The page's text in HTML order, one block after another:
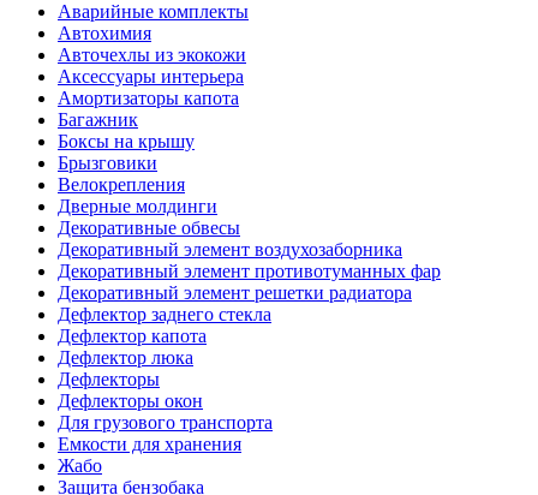
Аварийные комплекты
Автохимия
Авточехлы из экокожи
Аксессуары интерьера
Амортизаторы капота
Багажник
Боксы на крышу
Брызговики
Велокрепления
Дверные молдинги
Декоративные обвесы
Декоративный элемент воздухозаборника
Декоративный элемент противотуманных фар
Декоративный элемент решетки радиатора
Дефлектор заднего стекла
Дефлектор капота
Дефлектор люка
Дефлекторы
Дефлекторы окон
Для грузового транспорта
Емкости для хранения
Жабо
Защита бензобака